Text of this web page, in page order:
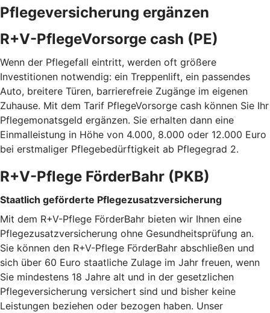
Pflegeversicherung ergänzen
R+V-PflegeVorsorge cash (PE)
Wenn der Pflegefall eintritt, werden oft größere
Investitionen notwendig: ein Treppenlift, ein passendes
Auto, breitere Türen, barrierefreie Zugänge im eigenen
Zuhause. Mit dem Tarif PflegeVorsorge cash können Sie Ihr
Pflegemonatsgeld ergänzen. Sie erhalten dann eine
Einmalleistung in Höhe von 4.000, 8.000 oder 12.000 Euro
bei erstmaliger Pflegebedürftigkeit ab Pflegegrad 2.
R+V-Pflege FörderBahr (PKB)
Staatlich geförderte Pflegezusatzversicherung
Mit dem R+V-Pflege FörderBahr bieten wir Ihnen eine
Pflegezusatzversicherung ohne Gesundheitsprüfung an.
Sie können den R+V-Pflege FörderBahr abschließen und
sich über 60 Euro staatliche Zulage im Jahr freuen, wenn
Sie mindestens 18 Jahre alt und in der gesetzlichen
Pflegeversicherung versichert sind und bisher keine
Leistungen beziehen oder bezogen haben. Unser